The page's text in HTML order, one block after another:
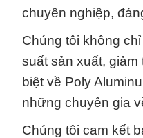
chuyên nghiệp,
Chúng tôi không
suất sản xuất,
biệt về Poly
những chuyên gia
Chúng tôi cam kết